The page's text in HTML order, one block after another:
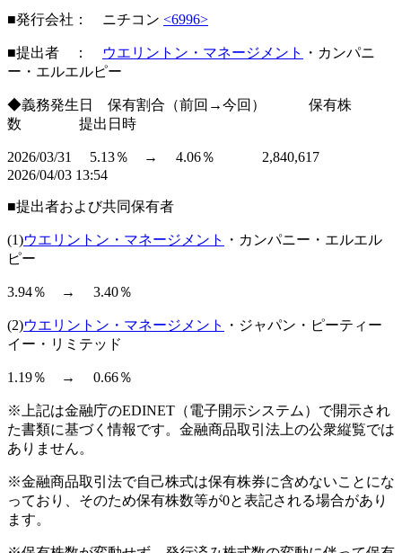
■発行会社： ニチコン <6996>
■提出者 ： ウエリントン・マネージメント
・カンパニ
ー・エルエルピー
◆義務発生日 保有割合（前回→今回） 保有株
数 提出日時
2026/03/31 5.13％ → 4.06％ 2,840,617
2026/04/03 13:54
■提出者および共同保有者
(1)ウエリントン・マネージメント
・カンパニー・エルエル
ピー
3.94％ → 3.40％
(2)ウエリントン・マネージメント
・ジャパン・ピーティー
イー・リミテッド
1.19％ → 0.66％
※上記は金融庁のEDINET（電子開示システム）で開示され
た書類に基づく情報です。金融商品取引法上の公衆縦覧では
ありません。
※金融商品取引法で自己株式は保有株券に含めないことにな
っており、そのため保有株数等が0と表記される場合があり
ます。